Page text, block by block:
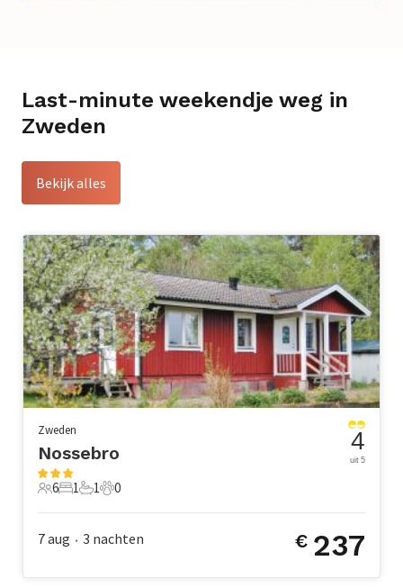
Last-minute weekendje weg in
Zweden
Bekijk alles
Zweden
Nossebro
6 Gasten
6
1 Slaapkamer
1
1 Badkamer
1
0 Huisdieren
0
4
uit 5
7 aug • 3 nachten € 237